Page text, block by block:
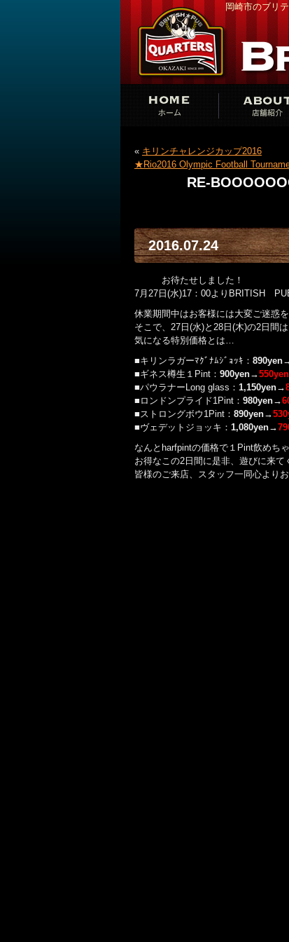
岡崎市のブリ
« キリンチャレンジカップ2016
★Rio2016 Olympic Football
RE-
2016.07.24
お待たせしました！
7月27日(水)17：00よりBRITISH
休業期間中はお客様には大変ご迷惑を
そこで、27日(水)と28日(木)の2日間
気になる特別価格とは…
■キリンラガーﾏｸﾞﾅﾑｼﾞｮｯｷ：
■ギネス樽生１Pint： 900yen→550yen
■パウラナーLong glass： 1,150yen→
■ロンドンプライド1Pint： 980yen→
■ストロングボウ1Pint： 890yen→
■ヴェデットジョッキ： 1,080yen→
なんとharfpintの価格で１Pint飲めち
お得なこの2日間に是非、遊びに来て
皆様のご来店、スタッフ一同心より